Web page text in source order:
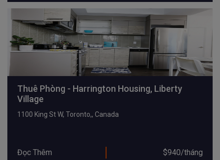
Thuê Phòng - Harrington Housing, Liberty
Village
1100 King St W, Toronto,, Canada
Đọc Thêm $940/tháng